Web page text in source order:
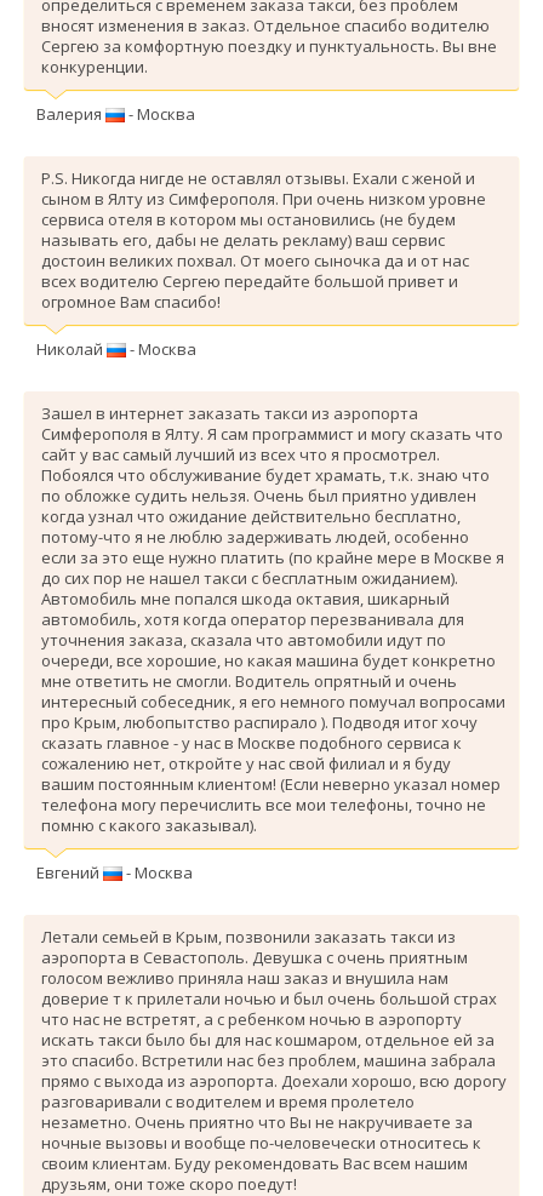
вносят изменения в заказ. Отдельное спасибо водителю
Сергею за комфортную поездку и пунктуальность. Вы вне
конкуренции.
Валерия - Москва
P.S. Никогда нигде не оставлял отзывы. Ехали с женой и
сыном в Ялту из Симферополя. При очень низком уровне
сервиса отеля в котором мы остановились (не будем
называть его, дабы не делать рекламу) ваш сервис
достоин великих похвал. От моего сыночка да и от нас
всех водителю Сергею передайте большой привет и
огромное Вам спасибо!
Николай - Москва
Зашел в интернет заказать такси из аэропорта
Симферополя в Ялту. Я сам программист и могу сказать что
сайт у вас самый лучший из всех что я просмотрел.
Побоялся что обслуживание будет храмать, т.к. знаю что
по обложке судить нельзя. Очень был приятно удивлен
когда узнал что ожидание действительно бесплатно,
потому-что я не люблю задерживать людей, особенно
если за это еще нужно платить (по крайне мере в Москве я
до сих пор не нашел такси с бесплатным ожиданием).
Автомобиль мне попался шкода октавия, шикарный
автомобиль, хотя когда оператор перезванивала для
уточнения заказа, сказала что автомобили идут по
очереди, все хорошие, но какая машина будет конкретно
мне ответить не смогли. Водитель опрятный и очень
интересный собеседник, я его немного помучал вопросами
про Крым, любопытство распирало ). Подводя итог хочу
сказать главное - у нас в Москве подобного сервиса к
сожалению нет, откройте у нас свой филиал и я буду
вашим постоянным клиентом! (Если неверно указал номер
телефона могу перечислить все мои телефоны, точно не
помню с какого заказывал).
Евгений - Москва
Летали семьей в Крым, позвонили заказать такси из
аэропорта в Севастополь. Девушка с очень приятным
голосом вежливо приняла наш заказ и внушила нам
доверие т к прилетали ночью и был очень большой страх
что нас не встретят, а с ребенком ночью в аэропорту
искать такси было бы для нас кошмаром, отдельное ей за
это спасибо. Вcтретили нас без проблем, машина забрала
прямо с выхода из аэропорта. Доехали хорошо, всю дорогу
разговаривали с водителем и время пролетело
незаметно. Очень приятно что Вы не накручиваете за
ночные вызовы и вообще по-человечески относитесь к
своим клиентам. Буду рекомендовать Вас всем нашим
друзьям, они тоже скоро поедут!